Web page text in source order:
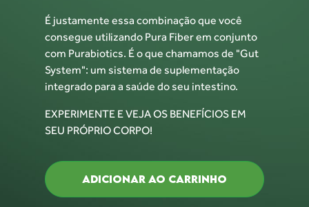
É justamente essa combinação que você
consegue utilizando Pura Fiber em conjunto
com Purabiotics. É o que chamamos de "Gut
System": um sistema de suplementação
integrado para a saúde do seu intestino.
EXPERIMENTE E VEJA OS BENEFÍCIOS EM
SEU PRÓPRIO CORPO!
ADICIONAR AO CARRINHO